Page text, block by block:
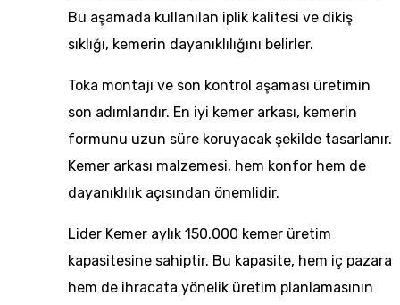
Bu aşamada kullanılan iplik kalitesi ve dikiş
sıklığı, kemerin dayanıklılığını belirler.
Toka montajı ve son kontrol aşaması üretimin
son adımlarıdır. En iyi kemer arkası, kemerin
formunu uzun süre koruyacak şekilde tasarlanır.
Kemer arkası malzemesi, hem konfor hem de
dayanıklılık açısından önemlidir.
Lider Kemer aylık 150.000 kemer üretim
kapasitesine sahiptir. Bu kapasite, hem iç pazara
hem de ihracata yönelik üretim planlamasının